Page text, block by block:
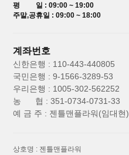
평 일 : 09:00 ~ 19:00
주말,공휴일 : 09:00 ~ 18:00
계좌번호
신한은행 : 110-443-440805
국민은행 : 9-1566-3289-53
우리은행 : 1005-302-562252
농 협 : 351-0734-0731-33
예 금 주 : 젠틀맨플라워(임대현)
상호명 : 젠틀맨플라워